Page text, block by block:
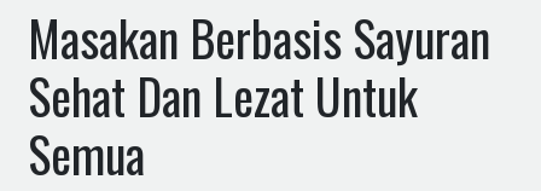
Masakan Berbasis Sayuran
Sehat Dan Lezat Untuk
Semua